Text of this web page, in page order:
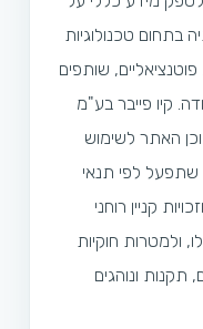
בתחום טכנולוגיות
שותפים
קיו פייבר בע"מ
האתר לשימוש
שתפעל לפי תנאי
קניין רוחני
ולמטרות חוקיות
תקנות ונוהגים